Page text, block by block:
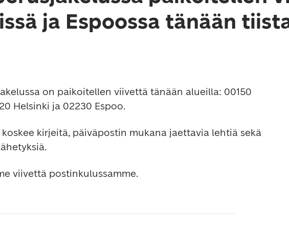
ja Espoossa tänään
on paikoitellen viivettä tänään alueilla: 00150
Helsinki ja 02230 Espoo.
kirjeitä, päiväpostin mukana jaettavia lehtiä sekä
viivettä postinkulussamme.